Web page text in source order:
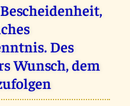
Des
Wunsch, dem